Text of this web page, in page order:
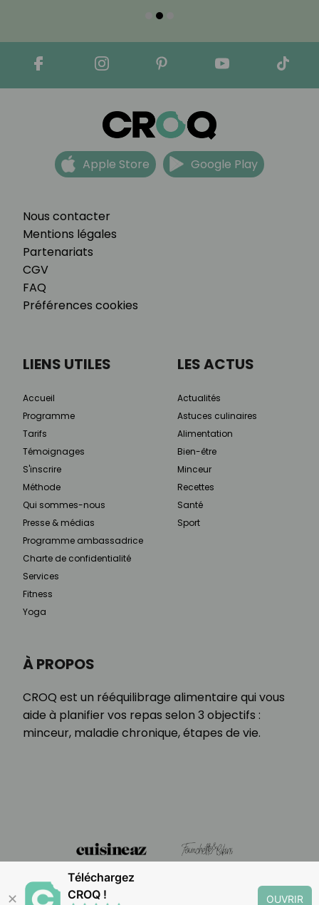
Nous contacter
Mentions légales
Partenariats
CGV
FAQ
Préférences cookies
Apple Store Google Play
À PROPOS
CROQ est un rééquilibrage alimentaire qui vous
aide à planifier vos repas selon 3 objectifs :
minceur, maladie chronique, étapes de vie.
LIENS UTILES
Accueil
Programme
Tarifs
Témoignages
S'inscrire
Méthode
Qui sommes-nous
Presse & médias
Programme ambassadrice
Charte de confidentialité
Services
Fitness
Yoga
LES ACTUS
Actualités
Astuces culinaires
Alimentation
Bien-être
Minceur
Recettes
Santé
Sport
✕
Téléchargez
CROQ !
OUVRIR